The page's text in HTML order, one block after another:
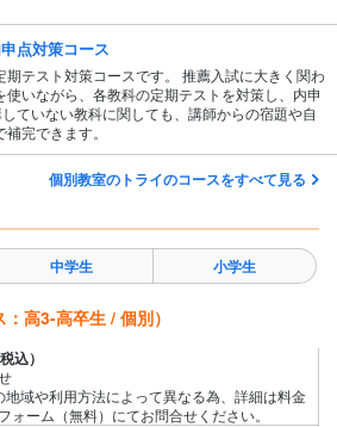
点対策コース
テスト対策コースです。 推薦入試に大きく関わ
いながら、各教科の定期テストを対策し、内申
ていない教科に関しても、講師からの宿題や自
完できます。
個別教室のトライのコースをすべて見る
中学生 小学生
高3-高卒生 / 個別）
込）
地域や利用方法によって異なる為、詳細は料金
ォーム（無料）にてお問合せください。